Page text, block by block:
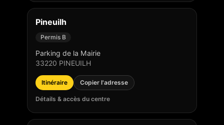
Pineuilh
Permis B
Parking de la Mairie
33220 PINEUILH
Itinéraire Copier l'adresse
Détails & accès du centre